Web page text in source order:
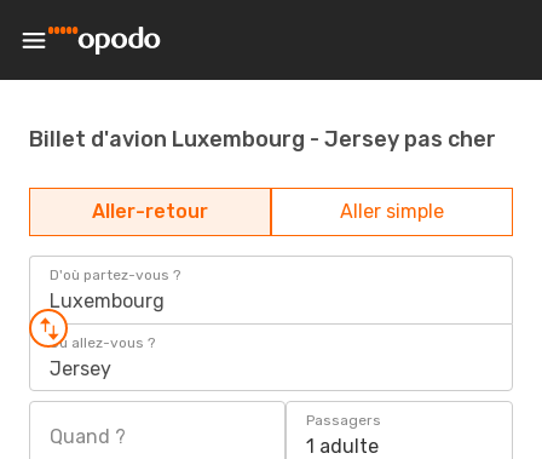
Billet d'avion Luxembourg - Jersey pas cher
Aller-retour Aller simple
D'où partez-vous ?
Luxembourg
Où allez-vous ?
Jersey
Quand ?
Passagers
1 adulte